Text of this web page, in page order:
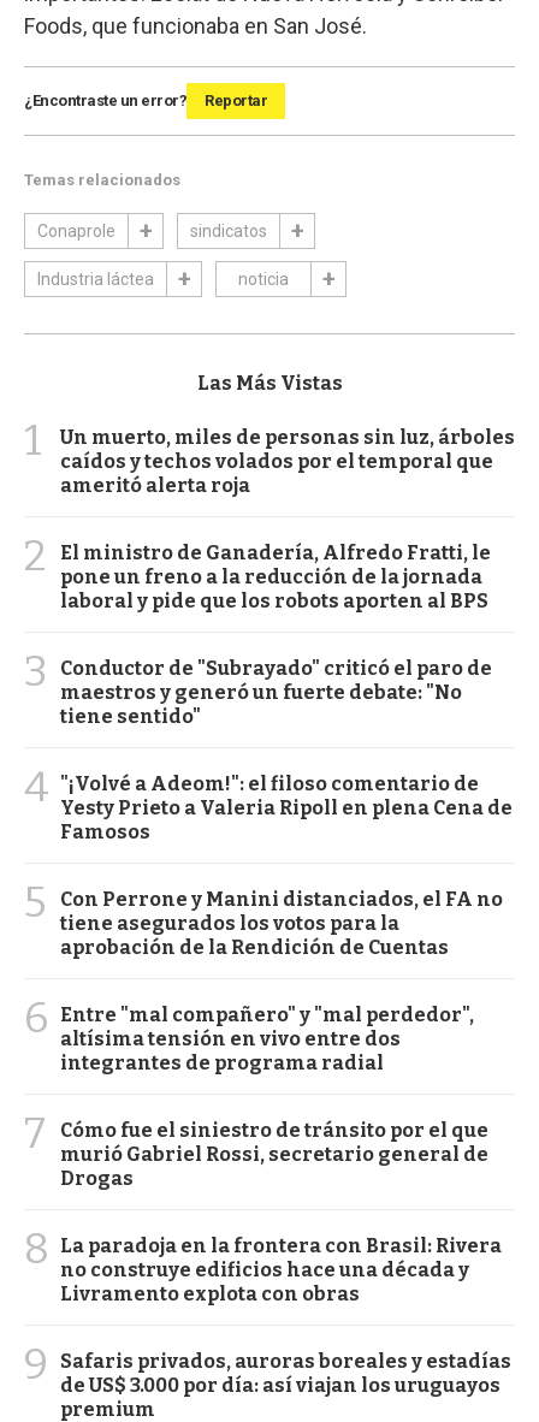
Foods, que funcionaba en San José.
¿Encontraste un error? Reportar
Temas relacionados
Conaprole sindicatos
Industria láctea noticia
Las Más Vistas
1
Un muerto, miles de personas sin luz, árboles
caídos y techos volados por el temporal que
ameritó alerta roja
2
El ministro de Ganadería, Alfredo Fratti, le
pone un freno a la reducción de la jornada
laboral y pide que los robots aporten al BPS
3
Conductor de "Subrayado" criticó el paro de
maestros y generó un fuerte debate: "No
tiene sentido"
4 "¡Volvé a Adeom!": el filoso comentario de
Yesty Prieto a Valeria Ripoll en plena Cena de
Famosos
5
Con Perrone y Manini distanciados, el FA no
tiene asegurados los votos para la
aprobación de la Rendición de Cuentas
6
Entre "mal compañero" y "mal perdedor",
altísima tensión en vivo entre dos
integrantes de programa radial
7
Cómo fue el siniestro de tránsito por el que
murió Gabriel Rossi, secretario general de
Drogas
8
La paradoja en la frontera con Brasil: Rivera
no construye edificios hace una década y
Livramento explota con obras
9
Safaris privados, auroras boreales y estadías
de US$ 3.000 por día: así viajan los uruguayos
premium